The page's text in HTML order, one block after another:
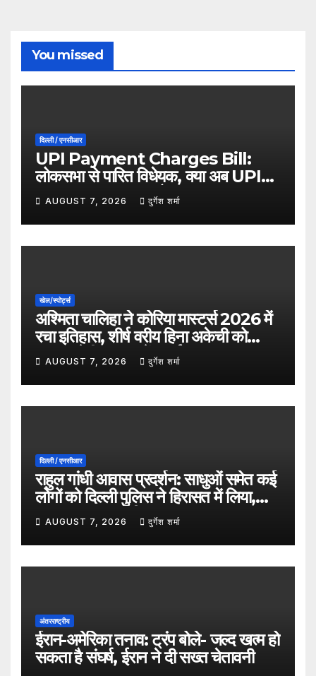
You missed
दिल्ली / एनसीआर
UPI Payment Charges Bill:
लोकसभा से पारित विधेयक, क्या अब UPI
भुगतान पर लग सकता है शुल्क?
AUGUST 7, 2026 दुर्गेश शर्मा
खेल/स्पोर्ट्स
अश्मिता चालिहा ने कोरिया मास्टर्स 2026 में
रचा इतिहास, शीर्ष वरीय हिना अकेची को
हराकर सेमीफाइनल में बनाई जगह
AUGUST 7, 2026 दुर्गेश शर्मा
दिल्ली / एनसीआर
राहुल गांधी आवास प्रदर्शन: साधुओं समेत कई
लोगों को दिल्ली पुलिस ने हिरासत में लिया,
सुरक्षा व्यवस्था कड़ी
AUGUST 7, 2026 दुर्गेश शर्मा
अंतरराष्ट्रीय
ईरान-अमेरिका तनाव: ट्रंप बोले- जल्द खत्म हो
सकता है संघर्ष, ईरान ने दी सख्त चेतावनी